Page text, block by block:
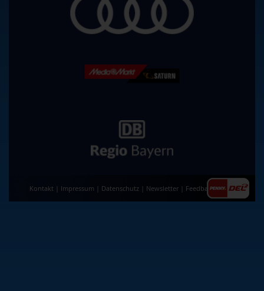
Kontakt Impressum Datenschutz Newsletter Feedback|AGB